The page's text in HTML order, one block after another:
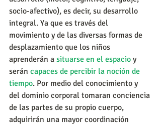
socio-afectivo), es decir, su desarrollo
integral. Ya que es través del
movimiento y de las diversas formas de
desplazamiento que los niños
aprenderán a situarse en el espacio y
serán capaces de percibir la noción de
tiempo. Por medio del conocimiento y
del dominio corporal tomaran conciencia
de las partes de su propio cuerpo,
adquirirán una mayor coordinación